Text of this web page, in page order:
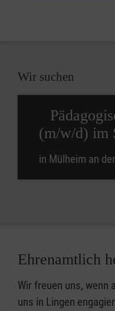
Wir suchen
(m/w/d) im
in Mülheim an
Ehrenamtlich
Wir freuen uns, wenn
uns in Lingen